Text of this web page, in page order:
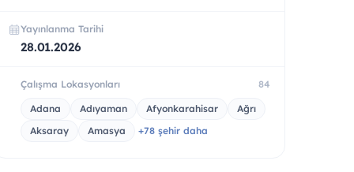
Yayınlanma Tarihi
28.01.2026
Çalışma Lokasyonları 84
Adana Adıyaman Afyonkarahisar
Ağrı
Aksaray
Amasya +78 şehir daha